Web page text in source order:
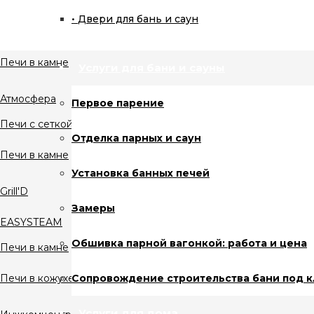
Двери для бань и саун
Первое парение
Отделка парных и саун
Установка банных печей
Замеры
Обшивка парной вагонкой: работа и цена
Сопровождение строительства бани под
Печи в камне
Атмосфера
Печи с сеткой
Печи в камне
Grill'D
EASYSTEAM
Печи в камне
Печи в кожухе